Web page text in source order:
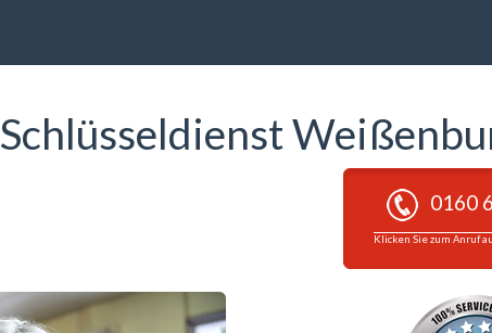
Schlüsseldienst
0160
Klicken Sie zum Anruf